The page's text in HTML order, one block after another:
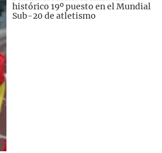
histórico 19º puesto en el Mundial
Sub-20 de atletismo